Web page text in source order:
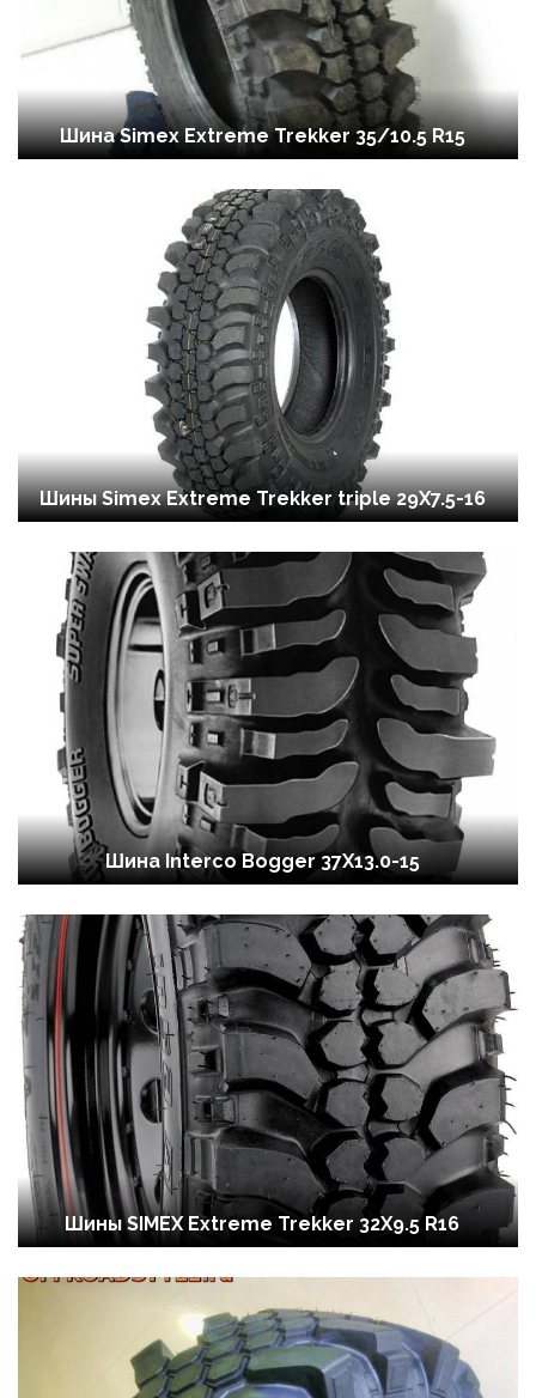
Шина Simex Extreme Trekker 35/10.5 R15
Шины Simex Extreme Trekker triple 29X7.5-16
Шина Interco Bogger 37X13.0-15
Шины SIMEX Extreme Trekker 32X9.5 R16